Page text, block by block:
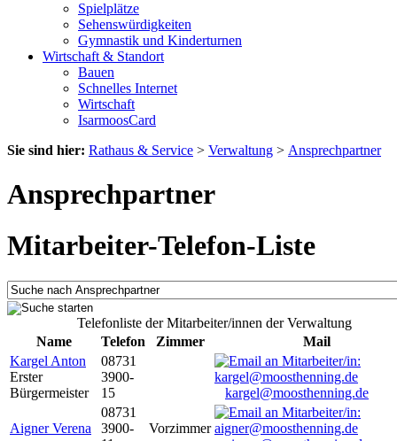
Spielplätze
Sehenswürdigkeiten
Gymnastik und Kinderturnen
Wirtschaft & Standort
Bauen
Schnelles Internet
Wirtschaft
IsarmoosCard
Sie sind hier: Rathaus & Service > Verwaltung > Ansprechpartner
Ansprechpartner
Mitarbeiter-Telefon-Liste
Telefonliste der Mitarbeiter/innen der Verwaltung
Name
Telefon Zimmer
Mail
Kargel Anton
Erster
Bürgermeister
08731
3900-
15
kargel@moosthenning.de
Aigner Verena
08731
3900-
Vorzimmer